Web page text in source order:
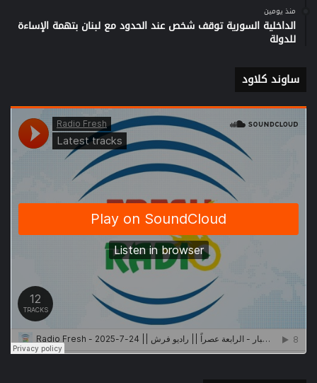
منذ يومين
الداخلية السورية توقف شخص عند الحدود مع لبنان بتهمة الإساءة
للدولة
ساوند كلاود